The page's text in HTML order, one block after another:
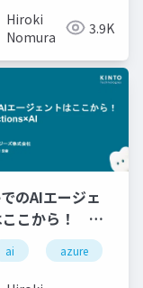
Hiroki
Nomura
3.9K
のAIエージェ
ここから！
× AI
ai azure